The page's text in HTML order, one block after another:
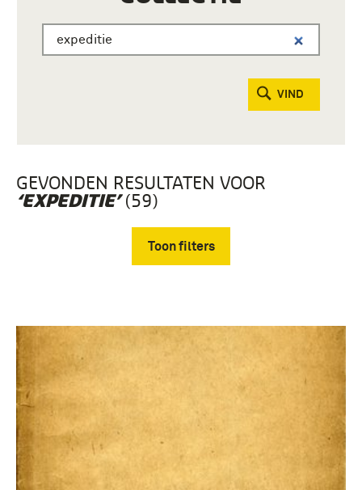
VIND
GEVONDEN RESULTATEN VOOR
‘EXPEDITIE’(59)
Toon filters
boek (52)
biografie (3)